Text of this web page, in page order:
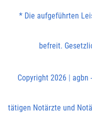
* Die aufgeführten
befreit.
Copyright 2026 | agbn
tätigen Notärzte und